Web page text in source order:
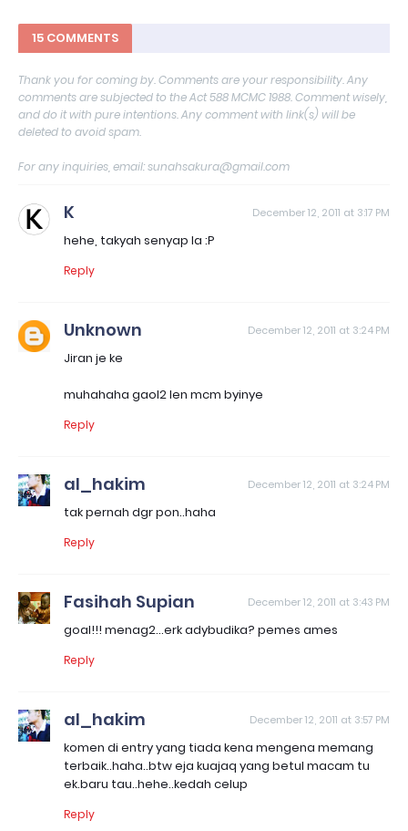
15 COMMENTS
Thank you for coming by. Comments are your responsibility. Any
comments are subjected to the Act 588 MCMC 1988. Comment wisely,
and do it with pure intentions. Any comment with link(s) will be
deleted to avoid spam.
For any inquiries, email: sunahsakura@gmail.com
K December 12, 2011 at 3:17 PM
hehe, takyah senyap la :P
Reply
Unknown December 12, 2011 at 3:24 PM
Jiran je ke
muhahaha gaol2 len mcm byinye
Reply
al_hakim December 12, 2011 at 3:24 PM
tak pernah dgr pon..haha
Reply
Fasihah Supian December 12, 2011 at 3:43 PM
goal!!! menag2...erk adybudika? pemes ames
Reply
al_hakim December 12, 2011 at 3:57 PM
komen di entry yang tiada kena mengena memang
terbaik..haha..btw eja kuajaq yang betul macam tu
ek.baru tau..hehe..kedah celup
Reply